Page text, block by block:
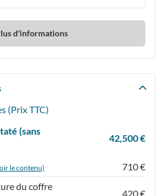
d'informations
(PrixTTC)
(sans
42,500 €
le contenu)
710 €
du coffre
420 €